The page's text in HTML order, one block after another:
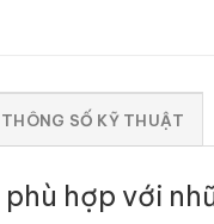
THÔNG SỐ KỸ THUẬT
hợp với